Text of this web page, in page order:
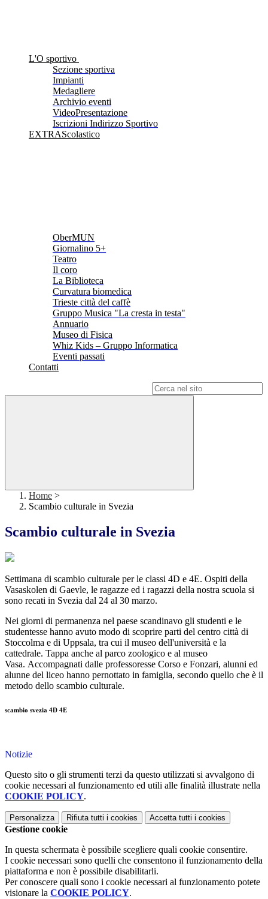
L'O sportivo
Sezione sportiva
Impianti
Medagliere
Archivio eventi
VideoPresentazione
Iscrizioni Indirizzo Sportivo
EXTRAScolastico
OberMUN
Giornalino 5+
Teatro
Il coro
La Biblioteca
Curvatura biomedica
Trieste città del caffè
Gruppo Musica "La cresta in testa"
Annuario
Museo di Fisica
Whiz Kids – Gruppo Informatica
Eventi passati
Contatti
Home >
Scambio culturale in Svezia
Scambio culturale in Svezia
Settimana di scambio culturale per le classi 4D e 4E. Ospiti della
Vasaskolen di Gaevle, le ragazze ed i ragazzi della nostra scuola si
sono recati in Svezia dal 24 al 30 marzo.
Nei giorni di permanenza nel paese scandinavo gli studenti e le
studentesse hanno avuto modo di scoprire parti del centro città di
Stoccolma e di Uppsala, tra cui il museo dell'università e la
cattedrale. Tappa anche al parco zoologico e al museo
Vasa. Accompagnati dalle professoresse Corso e Fonzari, alunni ed
alunne del liceo hanno pernottato in famiglia, secondo quello che è il
metodo dello scambio culturale.
scambio svezia 4D 4E
Notizie
Questo sito o gli strumenti terzi da questo utilizzati si avvalgono di
cookie necessari al funzionamento ed utili alle finalità illustrate nella
COOKIE POLICY.
Personalizza Rifiuta tutti i cookies Accetta tutti i cookies
Gestione cookie
In questa schermata è possibile scegliere quali cookie consentire.
I cookie necessari sono quelli che consentono il funzionamento della
piattaforma e non è possibile disabilitarli.
Per conoscere quali sono i cookie necessari al funzionamento potete
visionare la COOKIE POLICY.